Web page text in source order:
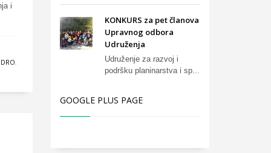
i
,
KONKURS za pet članova
Upravnog odbora
Udruženja
Udruženje za razvoj i
podršku planinarstva i sp...
GOOGLE PLUS PAGE